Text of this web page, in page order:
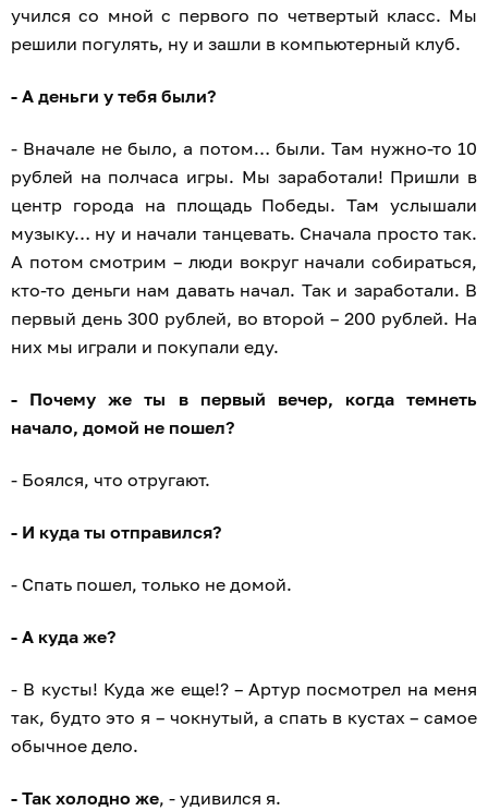
учился со мной с первого по четвертый класс. Мы
решили погулять, ну и зашли в компьютерный клуб.
- А деньги у тебя были?
- Вначале не было, а потом… были. Там нужно-то 10
рублей на полчаса игры. Мы заработали! Пришли в
центр города на площадь Победы. Там услышали
музыку… ну и начали танцевать. Сначала просто так.
А потом смотрим – люди вокруг начали собираться,
кто-то деньги нам давать начал. Так и заработали. В
первый день 300 рублей, во второй – 200 рублей. На
них мы играли и покупали еду.
- Почему же ты в первый вечер, когда темнеть
начало, домой не пошел?
- Боялся, что отругают.
- И куда ты отправился?
- Спать пошел, только не домой.
- А куда же?
- В кусты! Куда же еще!? – Артур посмотрел на меня
так, будто это я – чокнутый, а спать в кустах – самое
обычное дело.
- Так холодно же, - удивился я.